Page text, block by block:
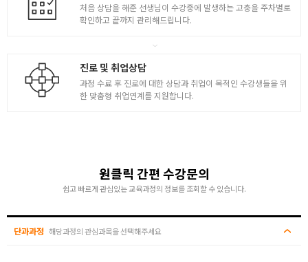
처음 상담을 해준 선생님이 수강중에 발생하는 고충을 주차별로
확인하고 끝까지 관리해드립니다.
진로 및 취업상담
과정 수료 후 진로에 대한 상담과 취업이 목적인 수강생들을 위
한 맞춤형 취업연계를 지원합니다.
원클릭 간편 수강문의
쉽고 빠르게 관심있는 교육과정의 정보를 조회할 수 있습니다.
단과과정 해당과정의 관심과목을 선택해주세요